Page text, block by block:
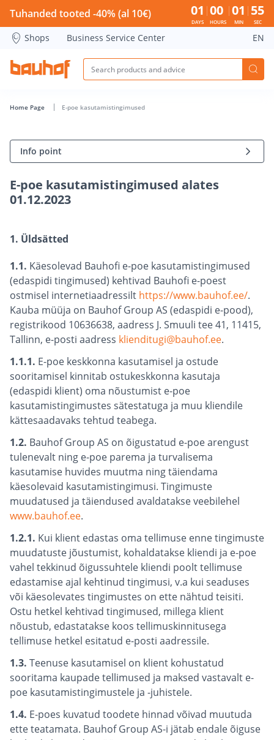
E-poe kasutamistingimused - Bauhof has loaded
Tuhanded tooted -40% (al 10€) 01
DAYS
00
HOURS
01
MIN
54
SEC
Shops Business Service Center EN
Home Page E-poe kasutamistingimused
Info point
E-poe kasutamistingimused alates
01.12.2023
1. Üldsätted
1.1. Käesolevad Bauhofi e-poe kasutamistingimused
(edaspidi tingimused) kehtivad Bauhofi e-poest
ostmisel internetiaadressilt https://www.bauhof.ee/.
Kauba müüja on Bauhof Group AS (edaspidi e-pood),
registrikood 10636638, aadress J. Smuuli tee 41, 11415,
Tallinn, e-posti aadress klienditugi@bauhof.ee.
1.1.1. E-poe keskkonna kasutamisel ja ostude
sooritamisel kinnitab ostukeskkonna kasutaja
(edaspidi klient) oma nõustumist e-poe
kasutamistingimustes sätestatuga ja muu kliendile
kättesaadavaks tehtud teabega.
1.2. Bauhof Group AS on õigustatud e-poe arengust
tulenevalt ning e-poe parema ja turvalisema
kasutamise huvides muutma ning täiendama
käesolevaid kasutamistingimusi. Tingimuste
muudatused ja täiendused avaldatakse veebilehel
www.bauhof.ee.
1.2.1. Kui klient edastas oma tellimuse enne tingimuste
muudatuste jõustumist, kohaldatakse kliendi ja e-poe
vahel tekkinud õigussuhtele kliendi poolt tellimuse
edastamise ajal kehtinud tingimusi, v.a kui seaduses
või käesolevates tingimustes on ette nähtud teisiti.
Ostu hetkel kehtivad tingimused, millega klient
nõustub, edastatakse koos tellimuskinnitusega
tellimuse hetkel esitatud e-posti aadressile.
1.3. Teenuse kasutamisel on klient kohustatud
sooritama kaupade tellimused ja maksed vastavalt e-
poe kasutamistingimustele ja -juhistele.
1.4. E-poes kuvatud toodete hinnad võivad muutuda
ette teatamata. Bauhof Group AS-i jätab endale õiguse